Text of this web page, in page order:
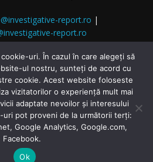
report.ro |
report.ro
Toate drepturile rezervate.
Dezinformarea Zilei
Contact
uri. În cazul în care alegeți să
ul nostru, sunteți de acord cu
cookie. Acest website foloseste
vizitatorilor o experiență mult mai
adaptate nevoilor și interesului
uri pot proveni de la următorii terți:
Google Analytics, Google.com,
Facebook.
Ok